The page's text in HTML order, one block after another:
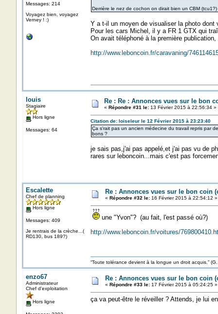
Messages: 214
Voyagez bien, voyagez
Verney ! :)
Derrière le nez de cochon on dirait bien un CBM
Y a t-il un moyen de visualiser la photo dont
Pour les cars Michel, il y a FR 1 GTX qui
On avait téléphoné à la première
http://www.leboncoin.fr/caravaning/
louis
Stagiaire
Hors ligne
Messages: 64
Re : Re : Annonces vues sur le bon
« Répondre #31 le:13 Février 2015 à 22:56:34 »
Citation de: loiseleur le 12 Février 2015 à 23:23:40
Ça s'rait pas un ancien médecine du travail repris par
bons ?
je sais pas,j'ai pas appelé,et j'ai pas vu de
rares sur leboncoin...mais c'est pas
Escalette
Chef de planning
Hors ligne
Messages: 409
Je rentrais de la crèche...(
RD130, bus 189?)
Re : Annonces vues sur le bon coin
« Répondre #32 le:16 Février 2015 à 22:54:12 »
une "Yvon"? (au fait, l'est passé où?)
http://www.leboncoin.fr/voitures/
“Toute tolérance devient à la longue un droit acquis.”
enzo67
Administrateur
Chef d'exploitation
Hors ligne
Re : Annonces vues sur le bon coin
« Répondre #33 le:17 Février 2015 à 05:24:25 »
ça va peut-être le réveiller ? Attends, je lui